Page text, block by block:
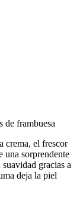
de frambuesa
crema, el frescor
sorprendente
gracias a
deja la piel